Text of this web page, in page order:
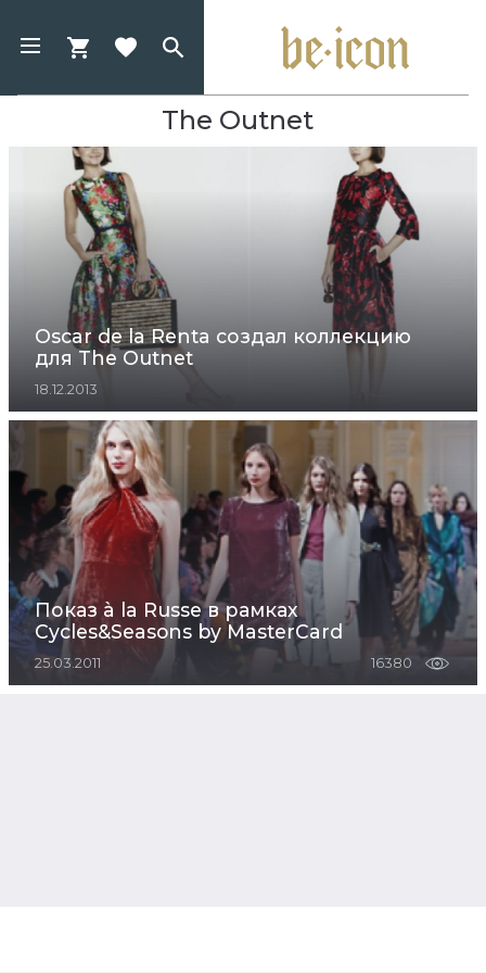
The Outnet
Oscar de la Renta создал коллекцию
для The Outnet
18.12.2013
Показ à la Russe в рамках
Cycles&Seasons by MasterCard
25.03.2011 16380